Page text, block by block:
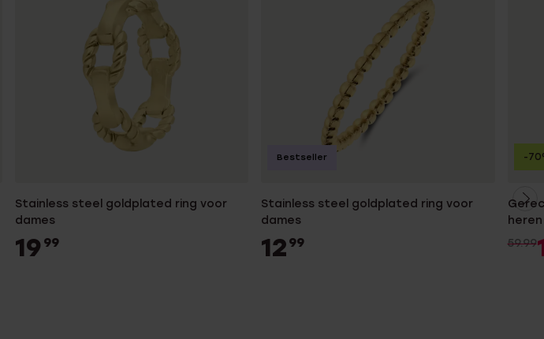
Stainless steel goldplated ring voor
dames
19 99
Stainless steel goldplated ring voor
dames
12 99
Bestseller
59.99
-